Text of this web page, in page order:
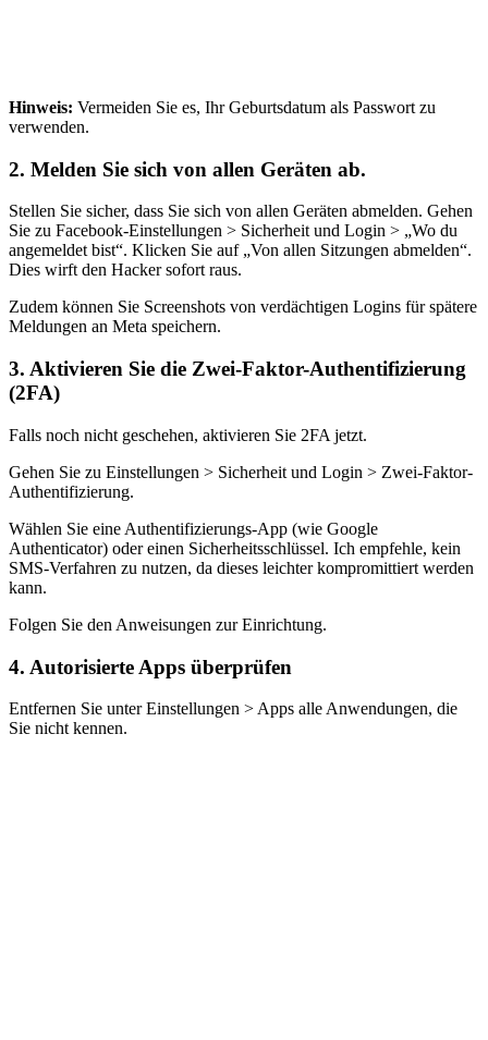
Hinweis: Vermeiden Sie es, Ihr Geburtsdatum als Passwort zu
verwenden.
2. Melden Sie sich von allen Geräten ab.
Stellen Sie sicher, dass Sie sich von allen Geräten abmelden. Gehen
Sie zu Facebook-Einstellungen > Sicherheit und Login > „Wo du
angemeldet bist“. Klicken Sie auf „Von allen Sitzungen abmelden“.
Dies wirft den Hacker sofort raus.
Zudem können Sie Screenshots von verdächtigen Logins für spätere
Meldungen an Meta speichern.
3. Aktivieren Sie die Zwei-Faktor-Authentifizierung
(2FA)
Falls noch nicht geschehen, aktivieren Sie 2FA jetzt.
Gehen Sie zu Einstellungen > Sicherheit und Login > Zwei-Faktor-
Authentifizierung.
Wählen Sie eine Authentifizierungs-App (wie Google
Authenticator) oder einen Sicherheitsschlüssel. Ich empfehle, kein
SMS-Verfahren zu nutzen, da dieses leichter kompromittiert werden
kann.
Folgen Sie den Anweisungen zur Einrichtung.
4. Autorisierte Apps überprüfen
Entfernen Sie unter Einstellungen > Apps alle Anwendungen, die
Sie nicht kennen.